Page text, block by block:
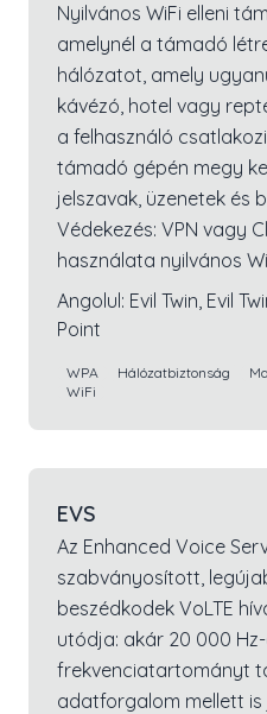
Nyilvános WiFi elleni
amelynél a támadó
hálózatot, amely
kávézó, hotel vagy
a felhasználó
támadó gépén megy
jelszavak, üzenetek és
Védekezés: VPN vagy
használata nyilvános
Angolul: Evil Twin, Evil
Point
WPA Hálózatbiztonság
WiFi
EVS
Az Enhanced Voice
szabványosított,
beszédkodek VoLTE
utódja: akár 20 000
frekvenciatartományt
adatforgalom mellett